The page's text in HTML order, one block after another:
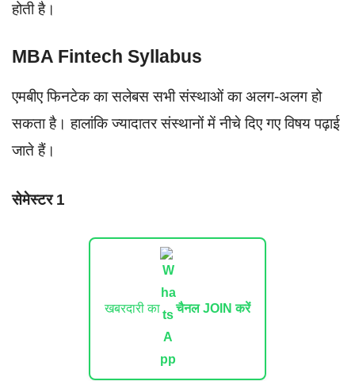
होती है।
MBA Fintech Syllabus
एमबीए फिनटेक का सलेबस सभी संस्थाओं का अलग-अलग हो
सकता है। हालांकि ज्यादातर संस्थानों में नीचे दिए गए विषय पढ़ाई
जाते हैं।
सेमेस्टर 1
खबरदारी का चैनल JOIN करें